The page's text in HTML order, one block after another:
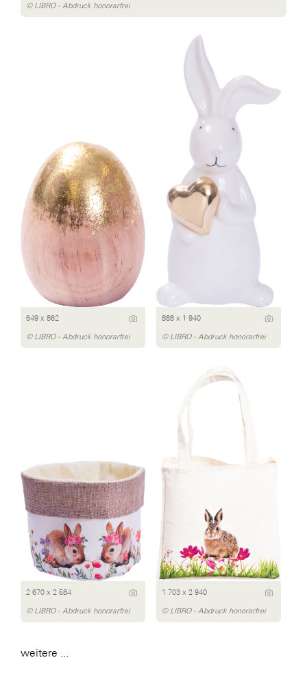
© LIBRO - Abdruck honorarfrei
649 x 862
© LIBRO - Abdruck honorarfrei
888 x 1 940
© LIBRO - Abdruck honorarfrei
2 670 x 2 584
© LIBRO - Abdruck honorarfrei
1 703 x 2 940
© LIBRO - Abdruck honorarfrei
weitere ...